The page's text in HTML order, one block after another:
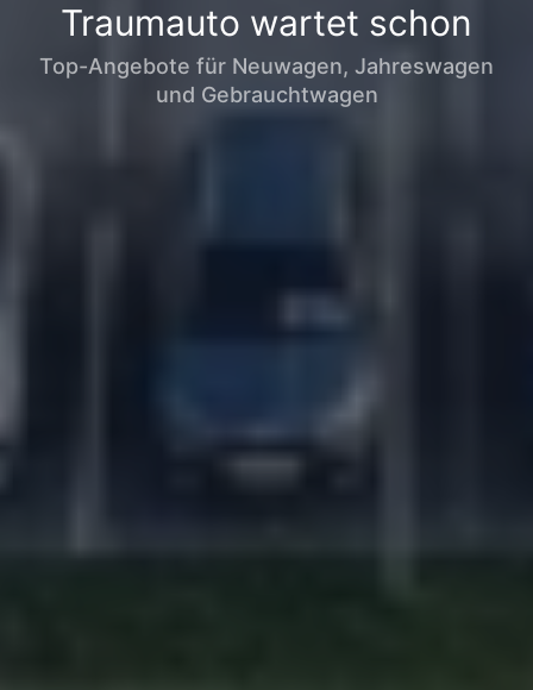
Traumauto wartet schon
Top-Angebote für Neuwagen, Jahreswagen
und Gebrauchtwagen